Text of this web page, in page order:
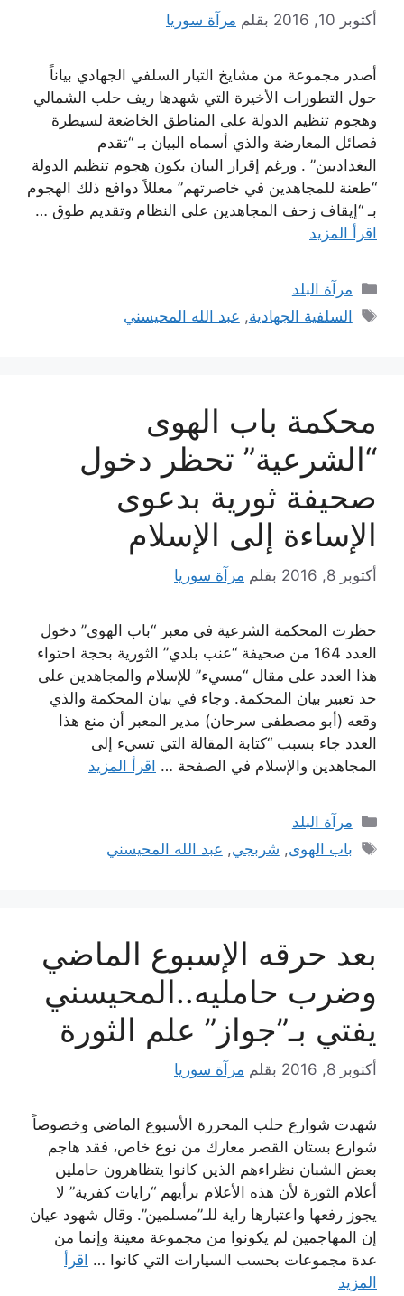
أكتوبر 10, 2016 بقلم مرآة سوريا
أصدر مجموعة من مشايخ التيار السلفي الجهادي بياناً
حول التطورات الأخيرة التي شهدها ريف حلب الشمالي
وهجوم تنظيم الدولة على المناطق الخاضعة لسيطرة
فصائل المعارضة والذي أسماه البيان بـ “تقدم
البغداديين” . ورغم إقرار البيان بكون هجوم تنظيم الدولة
“طعنة للمجاهدين في خاصرتهم” معللاً دوافع ذلك الهجوم
بـ “إيقاف زحف المجاهدين على النظام وتقديم طوق …
اقرأ المزيد
التصنيفات
مرآة البلد
الوسوم
السلفية الجهادية, عبد الله المحيسني
محكمة باب الهوى
“الشرعية” تحظر دخول
صحيفة ثورية بدعوى
الإساءة إلى الإسلام
أكتوبر 8, 2016 بقلم مرآة سوريا
حظرت المحكمة الشرعية في معبر “باب الهوى” دخول
العدد 164 من صحيفة “عنب بلدي” الثورية بحجة احتواء
هذا العدد على مقال “مسيء” للإسلام والمجاهدين على
حد تعبير بيان المحكمة. وجاء في بيان المحكمة والذي
وقعه (أبو مصطفى سرحان) مدير المعبر أن منع هذا
العدد جاء بسبب “كتابة المقالة التي تسيء إلى
المجاهدين والإسلام في الصفحة … اقرأ المزيد
التصنيفات
مرآة البلد
الوسوم
باب الهوى, شربجي, عبد الله المحيسني
بعد حرقه الإسبوع الماضي
وضرب حامليه..المحيسني
يفتي بـ”جواز” علم الثورة
أكتوبر 8, 2016 بقلم مرآة سوريا
شهدت شوارع حلب المحررة الأسبوع الماضي وخصوصاً
شوارع بستان القصر معارك من نوع خاص، فقد هاجم
بعض الشبان نظراءهم الذين كانوا يتظاهرون حاملين
أعلام الثورة لأن هذه الأعلام برأيهم “رايات كفرية” لا
يجوز رفعها واعتبارها راية للـ”مسلمين”. وقال شهود عيان
إن المهاجمين لم يكونوا من مجموعة معينة وإنما من
عدة مجموعات بحسب السيارات التي كانوا … اقرأ
المزيد